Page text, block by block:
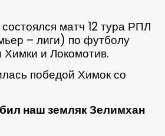
состоялся матч 12 тура РПЛ
– лиги) по футболу
и Локомотив.
победой Химок со
наш земляк Зелимхан